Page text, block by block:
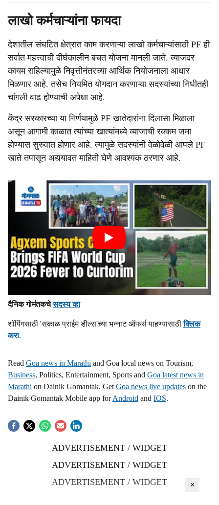
लाखो कर्मचाऱ्यांना फायदा
देशातील संघटित क्षेत्रात काम करणाऱ्या लाखो कर्मचाऱ्यांसाठी PF ही
सर्वात महत्त्वाची दीर्घकालीन बचत योजना मानली जाते. व्याजदर
कायम राहिल्यामुळे निवृत्तीनंतरच्या आर्थिक नियोजनाला आधार
मिळणार आहे. तसेच नियमित योगदान करणाऱ्या सदस्यांच्या निधीतही
चांगली वाढ होण्याची अपेक्षा आहे.
केंद्र सरकारच्या या निर्णयामुळे PF खातेदारांना दिलासा मिळाला
असून आगामी काळात त्यांच्या खात्यांमध्ये व्याजाची रक्कम जमा
होण्यास सुरुवात होणार आहे. त्यामुळे सदस्यांनी वेळोवेळी आपले PF
खाते तपासून अद्ययावत माहिती घेणे आवश्यक ठरणार आहे.
दैनिक गोमंतकचेसदस्य व्हा
शॉपिंगसाठी 'सकाळ प्राईम डील्स'च्या भन्नाट ऑफर्स पाहण्यासाठीक्लिक
करा.
Read Goa news in Marathi and Goa local news on Tourism,
Business, Politics, Entertainment, Sports and Goa latest news in
Marathi on Dainik Gomantak. Get Goa news live updates on the
Dainik Gomantak Mobile app forAndroid and IOS.
ADVERTISEMENT / WIDGET
ADVERTISEMENT / WIDGET
ADVERTISEMENT / WIDGET
×